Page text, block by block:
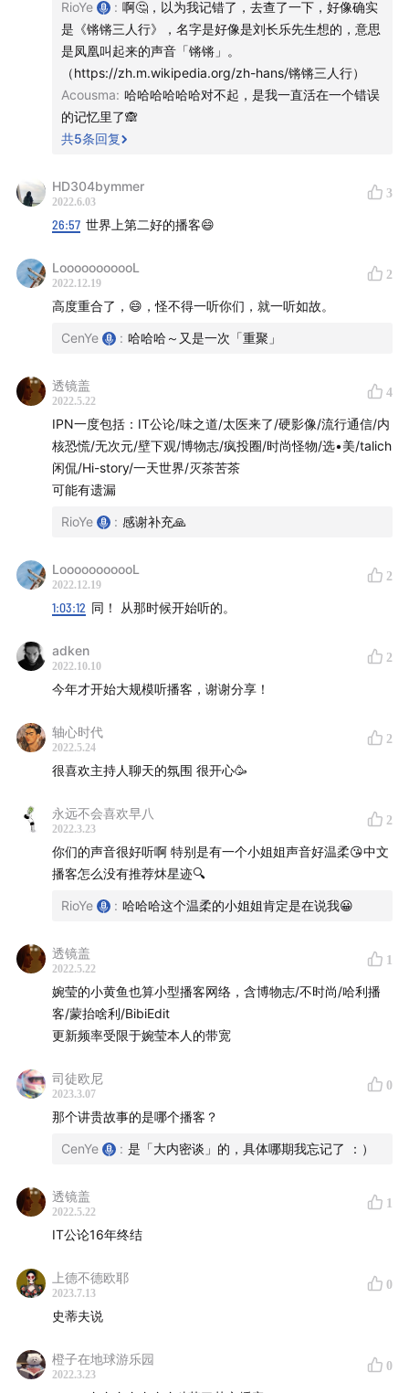
定制播客品牌节目
播客是有温度的介质，也给消费者提供了另一种渠
道去了解品牌
【疯投圈：干湿适中】
【随机波动：会被她们的开心感染】
42:07 【过刊：情绪最真实的播客】
【贝望录：很多商业大】
【三五环：刘飞和少楠是灵魂伴侣】
48:25 【硬影像：结合了历史和哲学的影像分享】
拐弯聊了一下游戏的电影感：《底特律变人》和
《美国末日》
52:19
54:56
【Blow your mind】【不可理论】
56:15 【故事FM：有些情绪无法承受】
【Casticle：推荐英文播客的中文播客】
58:44 【文化有限】【问题青年】
Cen 在小宇宙听的第一期是和 Rio 录的【Catch】
【天才捕手：现代版的故事会】
67:00 【Coffeplus播客：咖啡分享里的精品播客】
【日谈公园vol.437 大酋长、巫医和奇怪的婚礼，二
十年前她独闯非洲】
75:50
分享歌曲Summer Dress - Shane Nicholson
——
提及的播客：
「八分」
IPN ：「IT 公论」「味之道」「太医来了」「内核恐
(Story)」「博物志」「选·美」
「一天世界 」
RioYe : 啊🤔，以为我记错了，去查了一下，好像确实
是《锵锵三人行》，名字是好像是刘长乐先生想的，意思
是凤凰叫起来的声音「锵锵」。
（https://zh.m.wikipedia.org/zh-hans/锵锵三人行）
Acousma: 哈哈哈哈哈哈对不起，是我一直活在一个错误
的记忆里了🙈
共5条回复
HD304bymmer
2022.6.03
3
26:57 世界上第二好的播客😄
LooooooooooL
2022.12.19
2
高度重合了，😄，怪不得一听你们，就一听如故。
CenYe : 哈哈哈～又是一次「重聚」
透镜盖
2022.5.22
4
IPN一度包括：IT公论/味之道/太医来了/硬影像/流行通信/内
核恐慌/无次元/壁下观/博物志/疯投圈/时尚怪物/选•美/talich
闲侃/Hi-story/一天世界/灭茶苦茶
可能有遗漏
RioYe : 感谢补充🙏
LooooooooooL
2022.12.19
2
1:03:12 同！ 从那时候开始听的。
adken
2022.10.10
2
今年才开始大规模听播客，谢谢分享！
轴心时代
2022.5.24
2
很喜欢主持人聊天的氛围 很开心🥳
永远不会喜欢早八
2022.3.23
2
你们的声音很好听啊 特别是有一个小姐姐声音好温柔😘中文
播客怎么没有推荐炑星迹🔍
RioYe : 哈哈哈这个温柔的小姐姐肯定是在说我😀
透镜盖
2022.5.22
1
婉莹的小黄鱼也算小型播客网络，含博物志/不时尚/哈利播
客/蒙抬啥利/BibiEdit
更新频率受限于婉莹本人的带宽
司徒欧尼
2023.3.07
0
那个讲贵故事的是哪个播客？
CenYe : 是「大内密谈」的，具体哪期我忘记了 ：）
透镜盖
2022.5.22
1
IT公论16年终结
上德不德欧耶
2023.7.13
0
史蒂夫说
橙子在地球游乐园
2022.3.23
0